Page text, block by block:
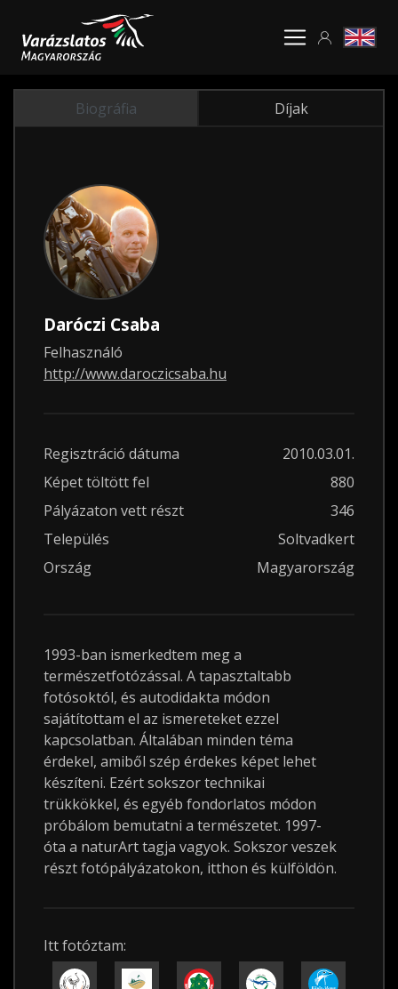
Biográfia Díjak
Daróczi Csaba
Felhasználó
http://www.daroczicsaba.hu
Regisztráció dátuma
2010.03.01.
Képet töltött fel
880
Pályázaton vett részt
346
Település
Soltvadkert
Ország
Magyarország
1993-ban ismerkedtem meg a
természetfotózással. A tapasztaltabb
fotósoktól, és autodidakta módon
sajátítottam el az ismereteket ezzel
kapcsolatban. Általában minden téma
érdekel, amiből szép érdekes képet lehet
készíteni. Ezért sokszor technikai
trükkökkel, és egyéb fondorlatos módon
próbálom bemutatni a természetet. 1997-
óta a naturArt tagja vagyok. Sokszor veszek
részt fotópályázatokon, itthon és külföldön.
Itt fotóztam: